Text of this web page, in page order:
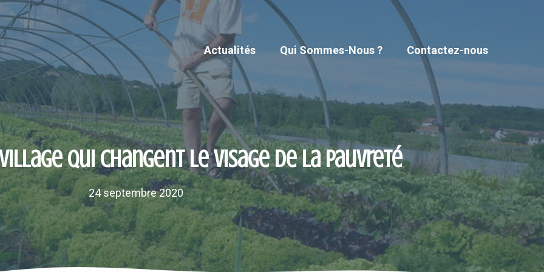
Actualités Qui Sommes-Nous ? Contactez-nous
qui changent le visage de la pauvreté
24 septembre 2020